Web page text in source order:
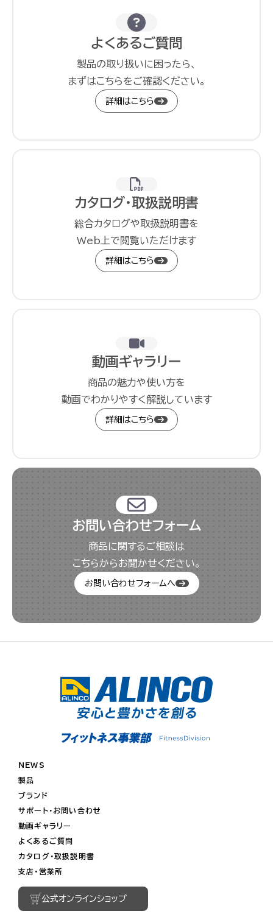
よくあるご質問
製品の取り扱いに困ったら、
まずはこちらをご確認ください。
詳細はこちら
カタログ・取扱説明書
総合カタログや取扱説明書を
Web上で閲覧いただけます
詳細はこちら
動画ギャラリー
商品の魅力や使い方を
動画でわかりやすく解説しています
詳細はこちら
お問い合わせフォーム
商品に関するご相談は
こちらからお聞かせください。
お問い合わせフォームへ
NEWS
製品
ブランド
サポート・お問い合わせ
動画ギャラリー
よくあるご質問
カタログ・取扱説明書
支店・営業所
公式オンラインショップ